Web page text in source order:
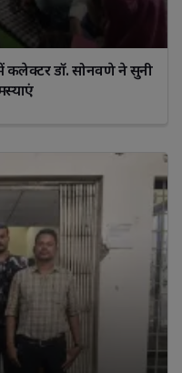
में कलेक्टर डॉ. सोनवणे ने सुनी